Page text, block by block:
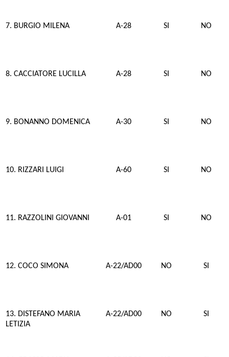
7. BURGIO MILENA A-28 SI NO
8. CACCIATORE LUCILLA A-28 SI NO
9. BONANNO DOMENICA A-30 SI NO
10. RIZZARI LUIGI A-60 SI NO
11. RAZZOLINI GIOVANNI A-01 SI NO
12. COCO SIMONA A-22/AD00 NO SI
13. DISTEFANO MARIA
LETIZIA
A-22/AD00 NO SI